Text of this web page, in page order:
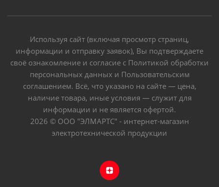
Используя сайт (включая просмотр страниц,
информации и отправку заявок), Вы подтверждаете
своё ознакомление и согласие с Политикой обработки
персональных данных и Пользовательским
соглашением. Всё, что указано на сайте — цена,
наличие товара, иные условия — служит для
информации и не является офертой.
2026 © ООО "ЭЛМАРТС" - интернет-магазин
электротехнической продукции